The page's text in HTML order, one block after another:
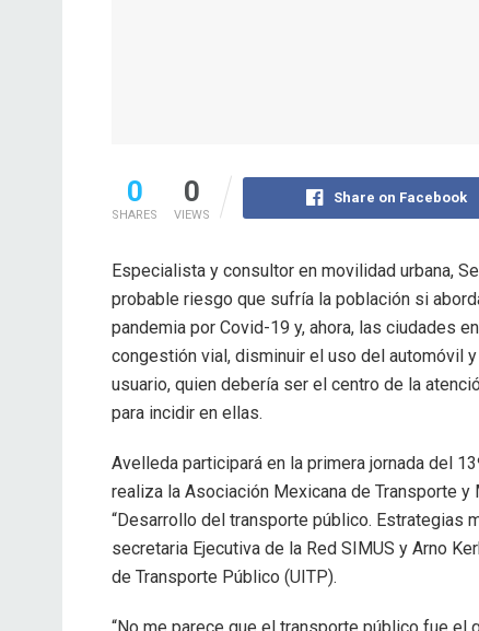
0
SHARES
0
VIEWS
Share on Facebook
Especialista y consultor en movilidad urbana,
probable riesgo que sufría la población si
pandemia por Covid-19 y, ahora, las ciudades
congestión vial, disminuir el uso del automóvil
usuario, quien debería ser el centro de la
para incidir en ellas.
Avelleda participará en la primera jornada del
realiza la Asociación Mexicana de Transporte
“Desarrollo del transporte público. Estrategias
secretaria Ejecutiva de la Red SIMUS y Arno
de Transporte Público (UITP).